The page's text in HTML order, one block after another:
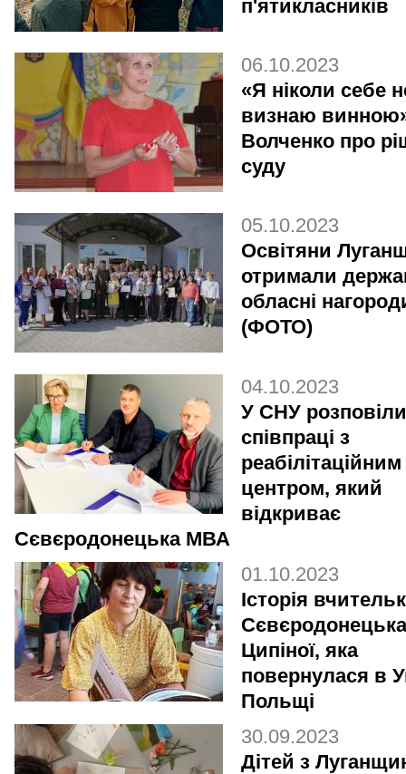
п'ятикласників
06.10.2023
«Я ніколи себе
визнаю
Волченко про
суду
05.10.2023
Освітяни
отримали
обласні
(ФОТО)
04.10.2023
У СНУ
співпраці з
реабілітаційним
центром, який
відкриває
Сєвєродонецька МВА
01.10.2023
Історія
Ципіної, яка
повернулася в
Польщі
30.09.2023
Дітей з